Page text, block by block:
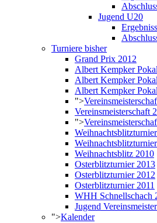
Jugend U20
Turniere bisher
Grand Prix 2012
Albert Kempker
Albert Kempker
Albert Kempker
">
Vereinsmeisterschaft
">
Weihnachtsblitz 2010
Osterblitzturnier 2013
Osterblitzturnier 2012
Osterblitzturnier 2011
WHH Schnellschach
Jugend
">Kalender